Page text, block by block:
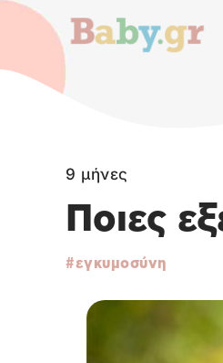
9 μήνες
Ποιες
εγκυμοσύνη